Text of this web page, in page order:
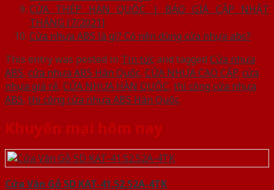
CỬA THÉP HÀN QUỐC | BÁO GIÁ CẬP NHẬT
THÁNG [7/2021]
Cửa nhựa ABS là gì? Có nên dùng cửa nhựa abs?
This entry was posted in Tin tứcand tagged Cửa nhựa
ABS, cửa nhựa ABS Hàn Quốc, CỬA NHỰA CAO CẤP, cửa
nhựa giá rẻ, CỬA NHỰA HÀN QUỐC, thi công cửa nhựa
ABS, thi công cửa nhựa ABS Hàn Quốc.
Khuyến mại hôm nay
Cửa Vân Gỗ 5D KAT-41.52.52A-4TK